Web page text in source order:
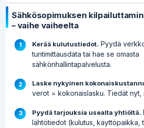
Sähkösopimuksen
– vaihe vaiheelta
Kerää kulutustiedot. Pyydä
tuntimittausdata tai hae se omasta
sähkönhallintapalvelusta.
Laske nykyinen
verot = kokonaislasku. Tiedät nyt,
Pyydä tarjouksia usealta yhtiöltä.
lähtötiedot (kulutus, käyttöpaikka,